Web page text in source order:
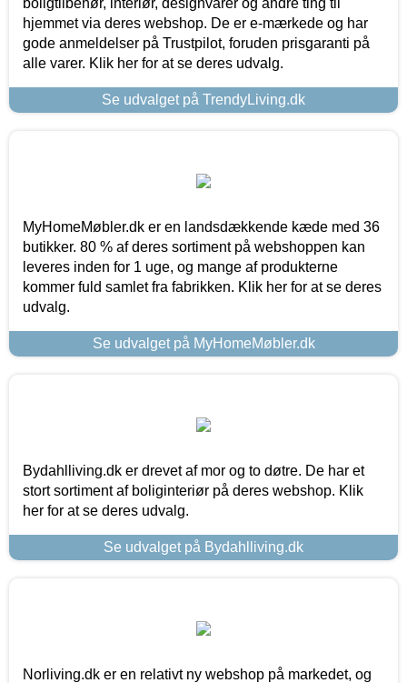
hjemmet via deres webshop. De er e-mærkede og har
gode anmeldelser på Trustpilot, foruden prisgaranti på
alle varer. Klik her for at se deres udvalg.
Se udvalget på TrendyLiving.dk
MyHomeMøbler.dk er en landsdækkende kæde med 36
butikker. 80 % af deres sortiment på webshoppen kan
leveres inden for 1 uge, og mange af produkterne
kommer fuld samlet fra fabrikken. Klik her for at se deres
udvalg.
Se udvalget på MyHomeMøbler.dk
Bydahlliving.dk er drevet af mor og to døtre. De har et
stort sortiment af boliginteriør på deres webshop. Klik
her for at se deres udvalg.
Se udvalget på Bydahlliving.dk
Norliving.dk er en relativt ny webshop på markedet, og